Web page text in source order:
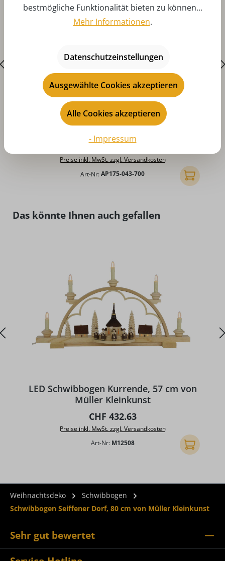
Schwibbogenbank, Esche, 70 cm von Albin
Regulärer Preis:
CHF 48.92
Preise inkl. MwSt. zzgl. Versandkosten
Art-Nr:AP175-043-700 In den
Produktgalerie überspringen
Das könnte Ihnen auch gefallen
LED Schwibbogen Kurrende, 57 cm von
Müller Kleinkunst
Regulärer Preis:
CHF 432.63
Preise inkl. MwSt. zzgl. Versandkosten
Art-Nr: M12508 In den
Weihnachtsdeko
Schwibbogen
Schwibbogen Seiffener Dorf, 80 cm von Müller Kleinkunst
Sehr gut bewertet
bestmögliche Funktionalität bieten zu können...
Mehr Informationen.
Datenschutzeinstellungen
Ausgewählte Cookies akzeptieren
Alle Cookies akzeptieren
- Impressum